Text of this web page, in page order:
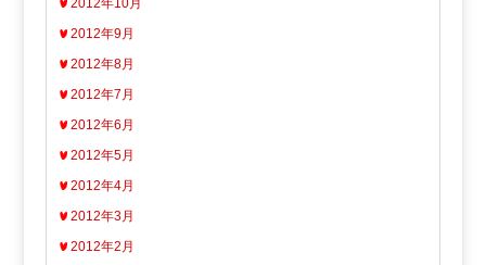
2012年9月
2012年8月
2012年7月
2012年6月
2012年5月
2012年4月
2012年3月
2012年2月